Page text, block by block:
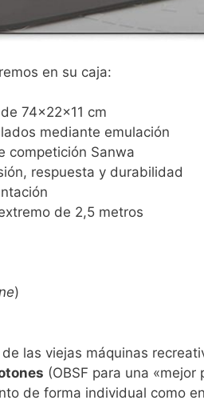
en su caja:
74x22x11 cm
mediante emulación
competición Sanwa
respuesta y durabilidad
de 2,5 metros
)
las viejas máquinas
(OBSF para una
de forma individual como